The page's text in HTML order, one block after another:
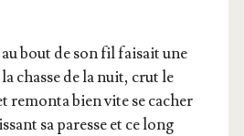
bout de son fil fai­sait une
chasse de la nuit, crut le
remon­ta bien vite se cacher
sa paresse et ce long